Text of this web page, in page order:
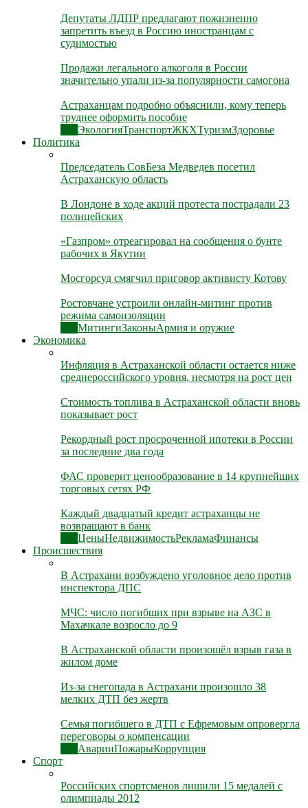
Депутаты ЛДПР предлагают пожизненно
запретить въезд в Россию иностранцам с
судимостью
Продажи легального алкоголя в России
значительно упали из-за популярности самогона
Астраханцам подробно объяснили, кому теперь
труднее оформить пособие
ЭкологияТранспортЖКХТуризмЗдоровье
Политика
Председатель СовБеза Медведев посетил
Астраханскую область
В Лондоне в ходе акций протеста пострадали 23
полицейских
«Газпром» отреагировал на сообщения о бунте
рабочих в Якутии
Мосгорсуд смягчил приговор активисту Котову
Ростовчане устроили онлайн-митинг против
режима самоизоляции
МитингиЗаконыАрмия и оружие
Экономика
Инфляция в Астраханской области остается ниже
среднероссийского уровня, несмотря на рост цен
Стоимость топлива в Астраханской области вновь
показывает рост
Рекордный рост просроченной ипотеки в России
за последние два года
ФАС проверит ценообразование в 14 крупнейших
торговых сетях РФ
Каждый двадцатый кредит астраханцы не
возвращают в банк
ЦеныНедвижимостьРекламаФинансы
Происшествия
В Астрахани возбуждено уголовное дело против
инспектора ДПС
МЧС: число погибших при взрыве на АЗС в
Махачкале возросло до 9
В Астраханской области произошёл взрыв газа в
жилом доме
Из-за снегопада в Астрахани произошло 38
мелких ДТП без жертв
Семья погибшего в ДТП с Ефремовым опровергла
переговоры о компенсации
АварииПожарыКоррупция
Спорт
Российских спортсменов лишили 15 медалей с
олимпиады 2012